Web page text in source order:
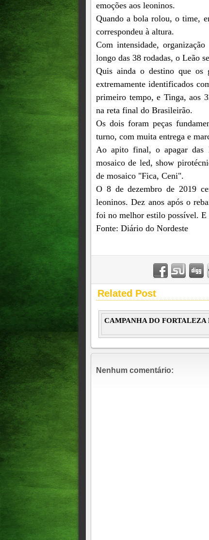
emoções aos leoninos.
Quando a bola rolou, o time,
correspondeu à altura.
Com intensidade,
longo das 38 rodadas, o Leão
Quis ainda o destino que os
extremamente identificados
primeiro tempo, e Tinga, aos
na reta final do Brasileirão.
Os dois foram peças
turno, com muita entrega e
Ao apito final, o apagar das
mosaico de led, show
de mosaico "Fica, Ceni".
O 8 de dezembro de 2019
leoninos. Dez anos após o
foi no melhor estilo possível. E
Fonte: Diário do Nordeste
Related Post
CAMPANHA DO FORTALEZA
Nenhum comentário: